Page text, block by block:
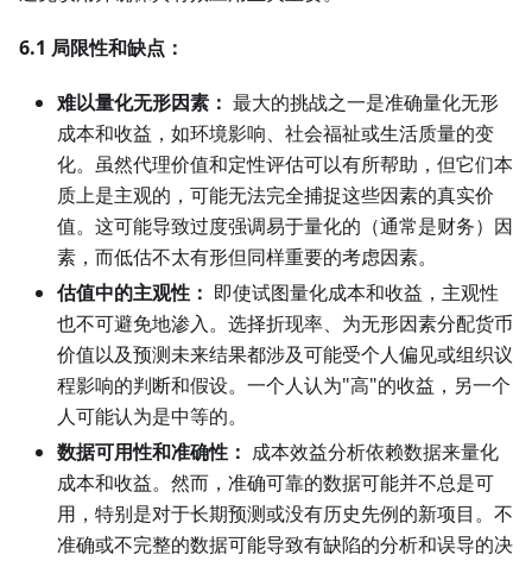
6.1 局限性和缺点：
难以量化无形因素： 最大的挑战之一是准确量化无形
成本和收益，如环境影响、社会福祉或生活质量的变
化。虽然代理价值和定性评估可以有所帮助，但它们本
质上是主观的，可能无法完全捕捉这些因素的真实价
值。这可能导致过度强调易于量化的（通常是财务）因
素，而低估不太有形但同样重要的考虑因素。
估值中的主观性： 即使试图量化成本和收益，主观性
也不可避免地渗入。选择折现率、为无形因素分配货币
价值以及预测未来结果都涉及可能受个人偏见或组织议
程影响的判断和假设。一个人认为"高"的收益，另一个
人可能认为是中等的。
数据可用性和准确性： 成本效益分析依赖数据来量化
成本和收益。然而，准确可靠的数据可能并不总是可
用，特别是对于长期预测或没有历史先例的新项目。不
准确或不完整的数据可能导致有缺陷的分析和误导的决